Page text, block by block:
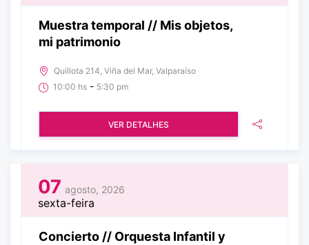
Muestra temporal // Mis objetos,
mi patrimonio
Quillota 214, Viña del Mar, Valparaíso
10:00 hs - 5:30 pm
VER DETALHES
07 agosto, 2026
sexta-feira
Concierto // Orquesta Infantil y